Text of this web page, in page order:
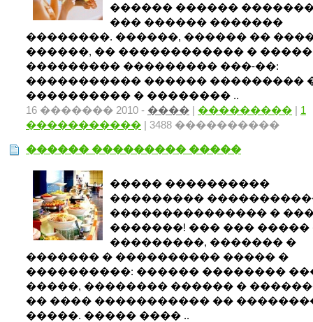
������ ������
��� ������ �������
��������. ������, ������ ��
������, �� ������������ � �����
��������� ��������� ���-��:
����������� ������ ���������
���������� � �������� ..
16 ������� 2010 - ���� | ��������� | 1
����������� | 3488 ����������
������ ��������� �����
����� ����������
���������
��������������� �
�������! ��� ��� �����
���������, ������� �
������� � ���������� ����� �
����������: ������ ��������
�����, �������� ������ �
�� ���� ����������� ��
�����. ����� ���� ..